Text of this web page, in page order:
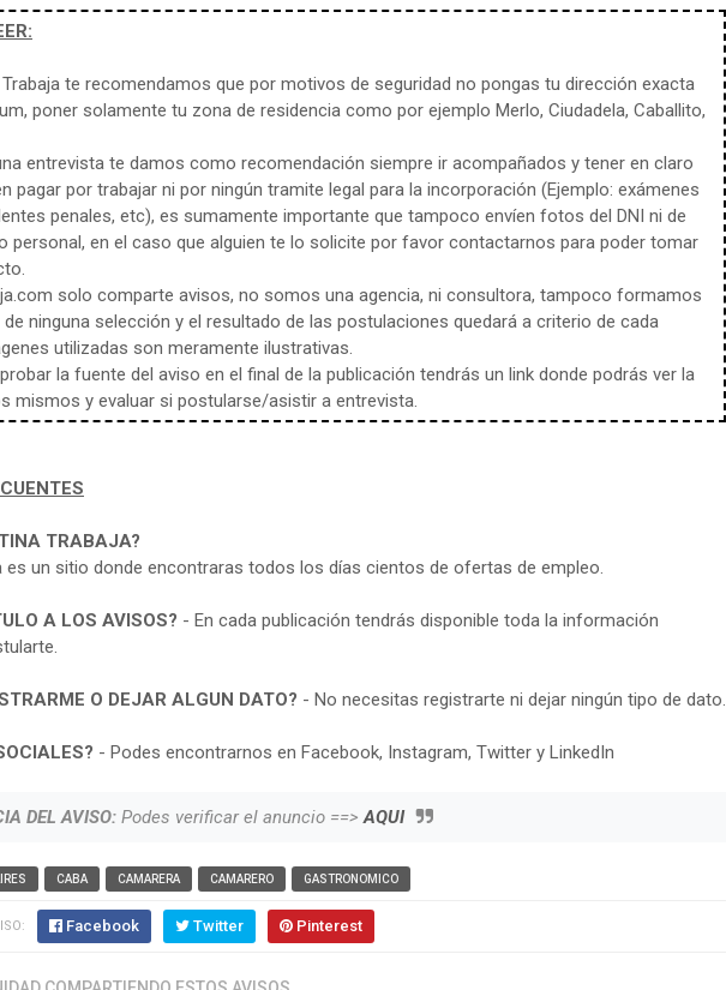
te recomendamos que por motivos de seguridad no pongas tu dirección exacta
poner solamente tu zona de residencia como por ejemplo Merlo, Ciudadela, Caballito,
entrevista te damos como recomendación siempre ir acompañados y tener en claro
pagar por trabajar ni por ningún tramite legal para la incorporación (Ejemplo: exámenes
penales, etc), es sumamente importante que tampoco envíen fotos del DNI ni de
personal, en el caso que alguien te lo solicite por favor contactarnos para poder tomar
solo comparte avisos, no somos una agencia, ni consultora, tampoco formamos
ninguna selección y el resultado de las postulaciones quedará a criterio de cada
utilizadas son meramente ilustrativas.
la fuente del aviso en el final de la publicación tendrás un link donde podrás ver la
mismos y evaluar si postularse/asistir a entrevista.
TRABAJA?
es un sitio donde encontraras todos los días cientos de ofertas de empleo.
A LOS AVISOS? - En cada publicación tendrás disponible toda la información
O DEJAR ALGUN DATO? - No necesitas registrarte ni dejar ningún tipo de dato.
- Podes encontrarnos en Facebook, Instagram, Twitter y LinkedIn
DEL AVISO: Podes verificar el anuncio ==>AQUI
CABA CAMARERA CAMARERO GASTRONOMICO
Facebook Twitter Pinterest